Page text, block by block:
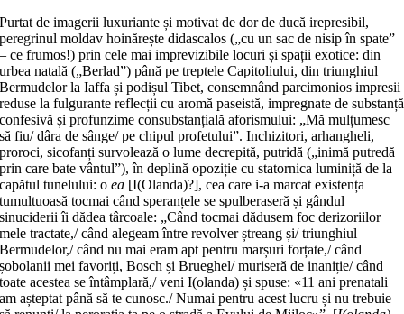
Purtat de imagerii luxuriante și motivat de dor de ducă irepresibil,
peregrinul moldav hoinărește didascalos („cu un sac de nisip în spate”
– ce frumos!) prin cele mai imprevizibile locuri și spații exotice: din
urbea natală („Berlad”) până pe treptele Capitoliului, din triunghiul
Bermudelor la Iaffa și podișul Tibet, consemnând parcimonios impresii
reduse la fulgurante reflecții cu aromă paseistă, impregnate de substanță
confesivă și profunzime consubstanțială aforismului: „Mă mulțumesc
să fiu/ dâra de sânge/ pe chipul profetului”. Inchizitori, arhangheli,
proroci, sicofanți survolează o lume decrepită, putridă („inimă putredă
prin care bate vântul”), în deplină opoziție cu statornica luminiță de la
capătul tunelului: oea [I(Olanda)?], cea care i-a marcat existența
tumultuoasă tocmai când speranțele se spulberaseră și gândul
sinuciderii îi dădea târcoale: „Când tocmai dădusem foc derizoriilor
mele tractate,/ când alegeam între revolver ștreang și/ triunghiul
Bermudelor,/ când nu mai eram apt pentru marșuri forțate,/ când
șobolanii mei favoriți, Bosch și Brueghel/ muriseră de inaniție/ când
toate acestea se întâmplară,/ veni I(olanda) și spuse: «11 ani prenatali
am așteptat până să te cunosc./ Numai pentru acest lucru și nu trebuie